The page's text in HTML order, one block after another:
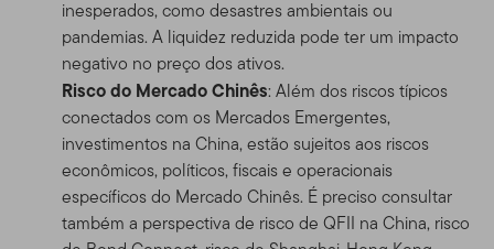
inesperados, como desastres ambientais ou
pandemias. A liquidez reduzida pode ter um impacto
negativo no preço dos ativos.
Risco do Mercado Chinês: Além dos riscos típicos
conectados com os Mercados Emergentes,
investimentos na China, estão sujeitos aos riscos
econômicos, políticos, fiscais e operacionais
específicos do Mercado Chinês. É preciso consultar
também a perspectiva de risco de QFII na China, risco